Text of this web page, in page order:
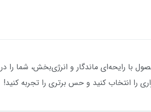
با بادی اسپلش فراری 100 میل! این محصول با رایحه‌ای ماندگار
را انتخاب کنید و حس برتری را تجربه کنید!